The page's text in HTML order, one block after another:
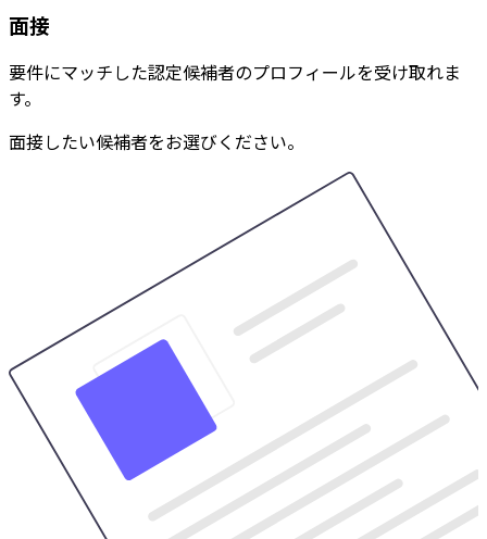
面接
要件にマッチした認定候補者のプロフィールを受け取れま
す。
面接したい候補者をお選びください。